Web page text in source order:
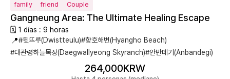
family friend Couple
Gangneung Area: The Ultimate Healing Escape
🗓 1 días : 9 horas
📍#뒷뜨루(Dwistteulu)#향호해변(Hyangho Beach)
#대관령하늘목장(Daegwallyeong Skyranch)#안반데기(Anbandegi)
264,000KRW